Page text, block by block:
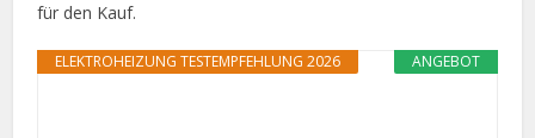
für den Kauf.
ANGEBOT
ELEKTROHEIZUNG TESTEMPFEHLUNG 2026